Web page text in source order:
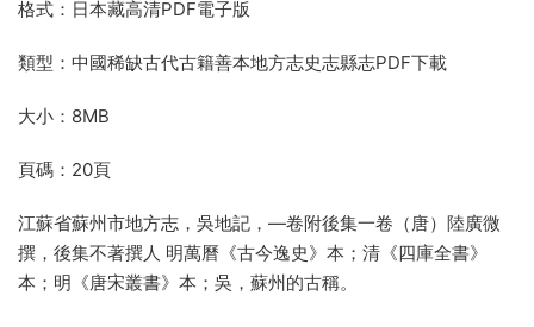
格式：日本藏高清PDF電子版
類型：中國稀缺古代古籍善本地方志史志縣志PDF下載
大小：8MB
頁碼：20頁
江蘇省蘇州市地方志，吳地記，—卷附後集一卷（唐）陸廣微
撰，後集不著撰人 明萬曆《古今逸史》本；清《四庫全書》
本；明《唐宋叢書》本；吳，蘇州的古稱。